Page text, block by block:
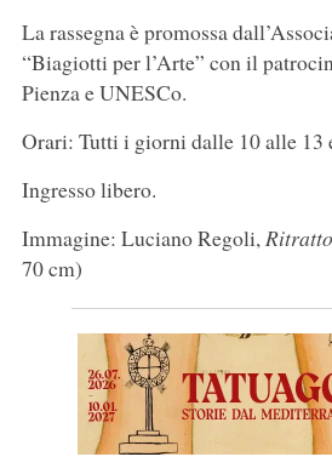
La rassegna è promossa
“Biagiotti per l’Arte” con il
Pienza e UNESCo.
Orari: Tutti i giorni dalle 10 alle 13
Ingresso libero.
Immagine: Luciano Regoli,
70 cm)